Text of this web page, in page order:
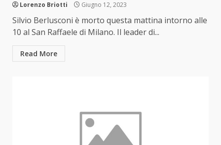
Lorenzo Briotti Giugno 12, 2023
Silvio Berlusconi è morto questa mattina intorno alle
10 al San Raffaele di Milano. Il leader di...
Read More